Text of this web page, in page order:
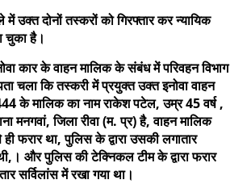
में उक्त दोनों तस्करों को गिरफ्तार कर न्यायिक
चुका है।
कार के वाहन मालिक के संबंध में परिवहन विभाग
चला कि तस्करी में प्रयुक्त उक्त इनोवा वाहन
के मालिक का नाम राकेश पटेल, उम्र 45 वर्ष ,
मनगवां, जिला रीवा (म. प्र) है, वाहन मालिक
फरार था, पुलिस के द्वारा उसकी लगातार
और पुलिस की टेक्निकल टीम के द्वारा फरार
सर्विलांस में रखा गया था।